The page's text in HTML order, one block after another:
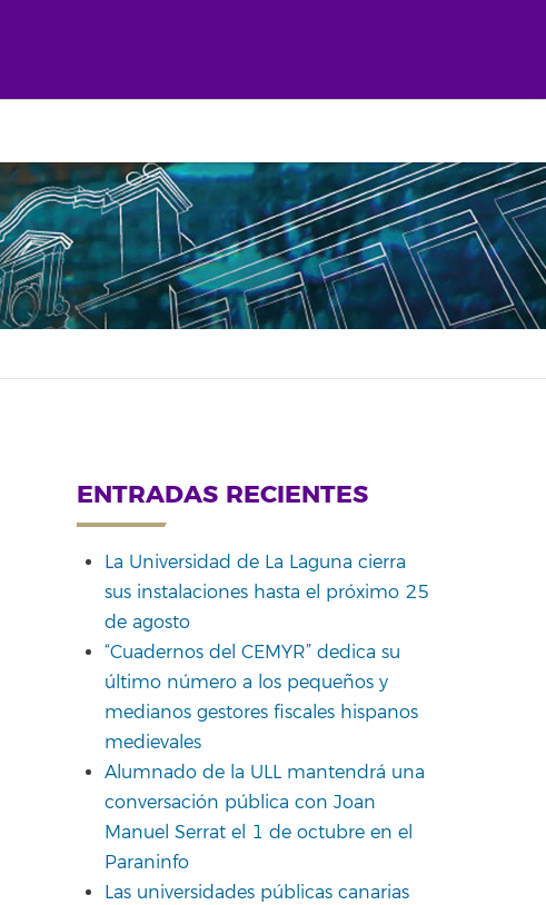
ENTRADAS RECIENTES
La Universidad de La Laguna cierra
sus instalaciones hasta el próximo 25
de agosto
“Cuadernos del CEMYR” dedica su
último número a los pequeños y
medianos gestores fiscales hispanos
medievales
Alumnado de la ULL mantendrá una
conversación pública con Joan
Manuel Serrat el 1 de octubre en el
Paraninfo
Las universidades públicas canarias